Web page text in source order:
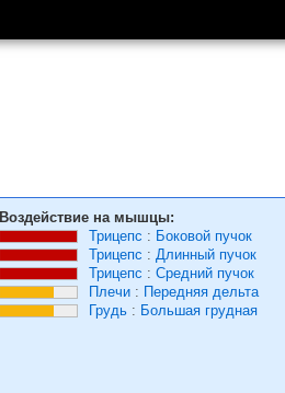
Воздействие на мышцы:
Трицепс : Боковой пучок
Трицепс : Длинный пучок
Трицепс : Средний пучок
Плечи : Передняя дельта
Грудь : Большая грудная